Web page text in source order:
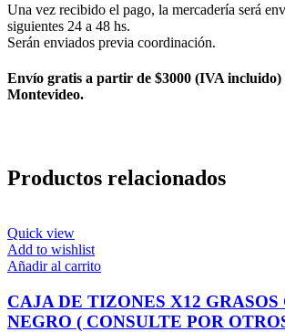
Una vez recibido el pago, la mercadería será
siguientes 24 a 48 hs.
Serán enviados previa coordinación.
Envío gratis a partir de $3000 (IVA incluido)
Montevideo.
Productos relacionados
Quick view
Add to wishlist
Añadir al carrito
CAJA DE TIZONES X12 GRASOS
NEGRO ( CONSULTE POR